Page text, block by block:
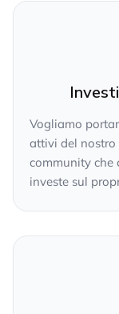
Vogliamo
attivi del
community che
investe sul